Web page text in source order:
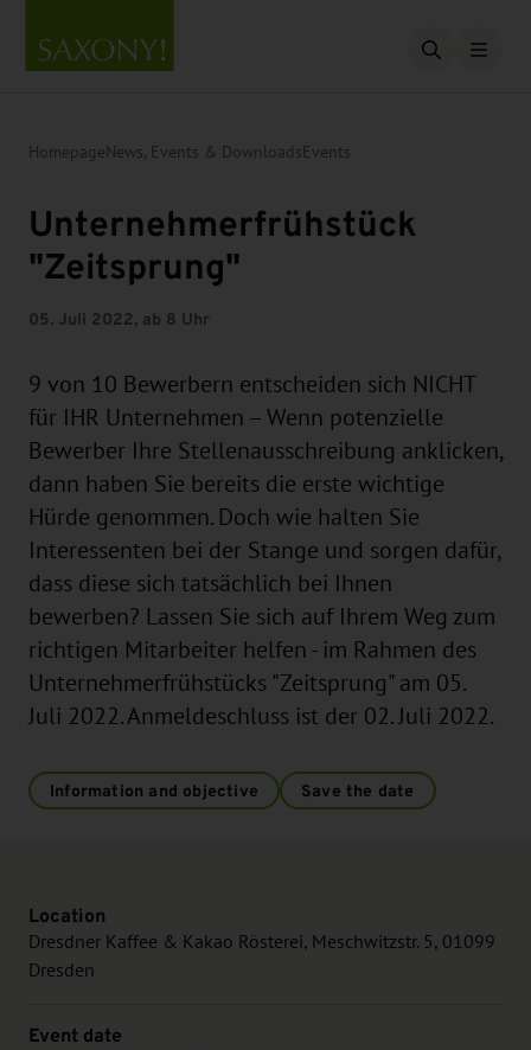
Open
Homepage News, Events & Downloads Events
Unternehmerfrühstück
"Zeitsprung"
05. Juli 2022, ab 8 Uhr
9 von 10 Bewerbern entscheiden sich NICHT
für IHR Unternehmen – Wenn potenzielle
Bewerber Ihre Stellenausschreibung anklicken,
dann haben Sie bereits die erste wichtige
Hürde genommen. Doch wie halten Sie
Interessenten bei der Stange und sorgen dafür,
dass diese sich tatsächlich bei Ihnen
bewerben? Lassen Sie sich auf Ihrem Weg zum
richtigen Mitarbeiter helfen - im Rahmen des
Unternehmerfrühstücks "Zeitsprung" am 05.
Juli 2022. Anmeldeschluss ist der 02. Juli 2022.
Information and objective Save the date
Location
Dresdner Kaffee & Kakao Rösterei, Meschwitzstr. 5, 01099
Dresden
Event date